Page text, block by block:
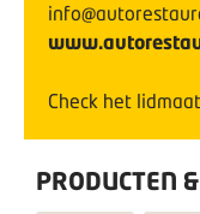
Check het
PRODUCTEN